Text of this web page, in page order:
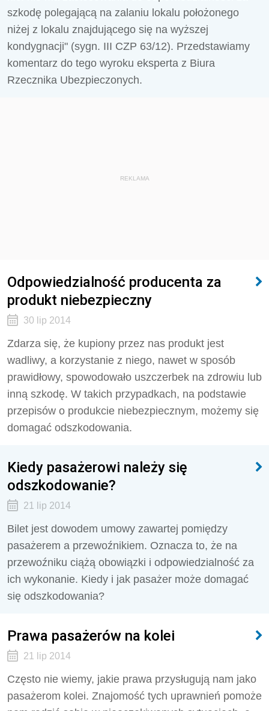
szkodę polegającą na zalaniu lokalu położonego
niżej z lokalu znajdującego się na wyższej
kondygnacji" (sygn. III CZP 63/12). Przedstawiamy
komentarz do tego wyroku eksperta z Biura
Rzecznika Ubezpieczonych.
REKLAMA
Odpowiedzialność producenta za
produkt niebezpieczny
30 lip 2014
Zdarza się, że kupiony przez nas produkt jest
wadliwy, a korzystanie z niego, nawet w sposób
prawidłowy, spowodowało uszczerbek na zdrowiu lub
inną szkodę. W takich przypadkach, na podstawie
przepisów o produkcie niebezpiecznym, możemy się
domagać odszkodowania.
Kiedy pasażerowi należy się
odszkodowanie?
21 lip 2014
Bilet jest dowodem umowy zawartej pomiędzy
pasażerem a przewoźnikiem. Oznacza to, że na
przewoźniku ciążą obowiązki i odpowiedzialność za
ich wykonanie. Kiedy i jak pasażer może domagać
się odszkodowania?
Prawa pasażerów na kolei
21 lip 2014
Często nie wiemy, jakie prawa przysługują nam jako
pasażerom kolei. Znajomość tych uprawnień pomoże